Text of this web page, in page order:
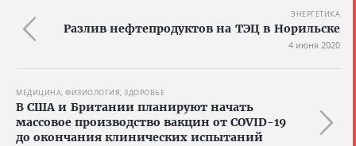
ЭНЕРГЕТИКА
Разлив нефтепродуктов на ТЭЦ в Норильске
4 июня 2020
МЕДИЦИНА, ФИЗИОЛОГИЯ, ЗДОРОВЬЕ
В США и Британии планируют начать
массовое производство вакцин от COVID-19
до окончания клинических испытаний